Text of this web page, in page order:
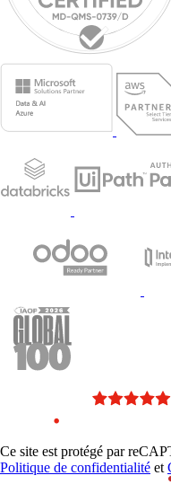
Ce site est protégé par
Politique de confidentialité et